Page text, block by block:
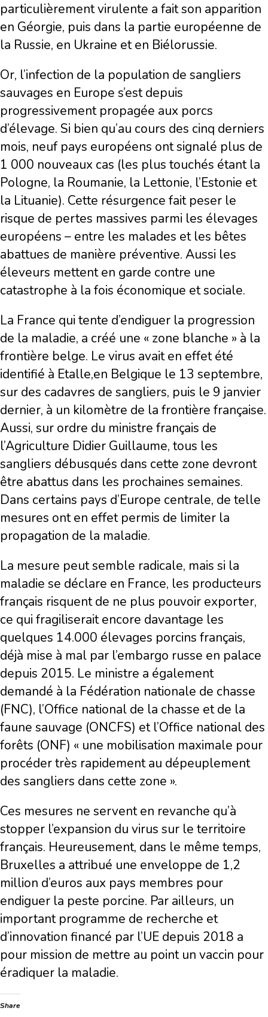
particulièrement virulente a fait son apparition
en Géorgie, puis dans la partie européenne de
la Russie, en Ukraine et en Biélorussie.
Or, l’infection de la population de sangliers
sauvages en Europe s’est depuis
progressivement propagée aux porcs
d’élevage. Si bien qu’au cours des cinq derniers
mois, neuf pays européens ont signalé plus de
1 000 nouveaux cas (les plus touchés étant la
Pologne, la Roumanie, la Lettonie, l’Estonie et
la Lituanie). Cette résurgence fait peser le
risque de pertes massives parmi les élevages
européens – entre les malades et les bêtes
abattues de manière préventive. Aussi les
éleveurs mettent en garde contre une
catastrophe à la fois économique et sociale.
La France qui tente d’endiguer la progression
de la maladie, a créé une « zone blanche » à la
frontière belge. Le virus avait en effet été
identifié à Etalle,en Belgique le 13 septembre,
sur des cadavres de sangliers, puis le 9 janvier
dernier, à un kilomètre de la frontière française.
Aussi, sur ordre du ministre français de
l’Agriculture Didier Guillaume, tous les
sangliers débusqués dans cette zone devront
être abattus dans les prochaines semaines.
Dans certains pays d’Europe centrale, de telle
mesures ont en effet permis de limiter la
propagation de la maladie.
La mesure peut semble radicale, mais si la
maladie se déclare en France, les producteurs
français risquent de ne plus pouvoir exporter,
ce qui fragiliserait encore davantage les
quelques 14.000 élevages porcins français,
déjà mise à mal par l’embargo russe en palace
depuis 2015. Le ministre a également
demandé à la Fédération nationale de chasse
(FNC), l’Office national de la chasse et de la
faune sauvage (ONCFS) et l’Office national des
forêts (ONF) « une mobilisation maximale pour
procéder très rapidement au dépeuplement
des sangliers dans cette zone ».
Ces mesures ne servent en revanche qu’à
stopper l’expansion du virus sur le territoire
français. Heureusement, dans le même temps,
Bruxelles a attribué une enveloppe de 1,2
million d’euros aux pays membres pour
endiguer la peste porcine. Par ailleurs, un
important programme de recherche et
d’innovation financé par l’UE depuis 2018 a
pour mission de mettre au point un vaccin pour
éradiquer la maladie.
Share